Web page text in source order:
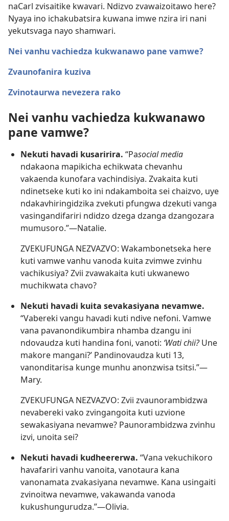
naCarl zvisaitike kwavari. Ndizvo zvawaizoitawo here?
Nyaya ino ichakubatsira kuwana imwe nzira iri nani
yekutsvaga nayo shamwari.
Nei vanhu vachiedza kukwanawo pane vamwe?
Zvaunofanira kuziva
Zvinotaurwa nevezera rako
Nei vanhu vachiedza kukwanawo
pane vamwe?
Nekuti havadi kusaririra. “Pasocial media
ndakaona mapikicha echikwata chevanhu
vakaenda kunofara vachindisiya. Zvakaita kuti
ndinetseke kuti ko ini ndakamboita sei chaizvo, uye
ndakavhiringidzika zvekuti pfungwa dzekuti vanga
vasingandifariri ndidzo dzega dzanga dzangozara
mumusoro.”—Natalie.
ZVEKUFUNGA NEZVAZVO: Wakambonetseka here
kuti vamwe vanhu vanoda kuita zvimwe zvinhu
vachikusiya? Zvii zvawakaita kuti ukwanewo
muchikwata chavo?
Nekuti havadi kuita sevakasiyana nevamwe.
“Vabereki vangu havadi kuti ndive nefoni. Vamwe
vana pavanondikumbira nhamba dzangu ini
ndovaudza kuti handina foni, vanoti: ‘Wati chii?Une
makore mangani?’ Pandinovaudza kuti 13,
vanonditarisa kunge munhu anonzwisa tsitsi.”—
Mary.
ZVEKUFUNGA NEZVAZVO: Zvii zvaunorambidzwa
nevabereki vako zvingangoita kuti uzvione
sewakasiyana nevamwe? Paunorambidzwa zvinhu
izvi, unoita sei?
Nekuti havadi kudheererwa. “Vana vekuchikoro
havafariri vanhu vanoita, vanotaura kana
vanonamata zvakasiyana nevamwe. Kana usingaiti
zvinoitwa nevamwe, vakawanda vanoda
kukushungurudza.”—Olivia.